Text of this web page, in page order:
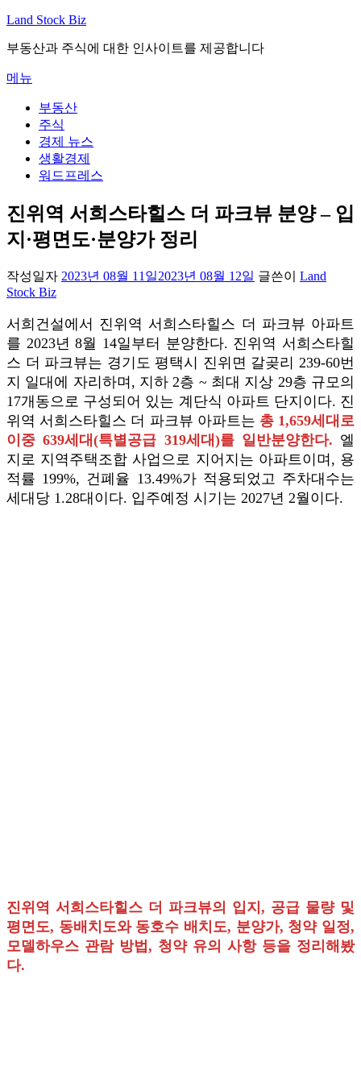
내
으
로
바
Land Stock Biz
부동산과 주식에 대한 인사이트를 제공합니다
메뉴
부동산
주식
경제 뉴스
생활경제
워드프레스
진위역 서희스타힐스 더 파크뷰 분양 – 입
지·평면도·분양가 정리
작성일자 2023년 08월 11일2023년 08월 12일 글쓴이 Land
Stock Biz
서희건설에서 진위역 서희스타힐스 더 파크뷰 아파트
를 2023년 8월 14일부터 분양한다. 진위역 서희스타힐
스 더 파크뷰는 경기도 평택시 진위면 갈곶리 239-60번
지 일대에 자리하며, 지하 2층 ~ 최대 지상 29층 규모의
17개동으로 구성되어 있는 계단식 아파트 단지이다. 진
위역 서희스타힐스 더 파크뷰 아파트는 총 1,659세대로
이중 639세대(특별공급 319세대)를 일반분양한다. 엘
지로 지역주택조합 사업으로 지어지는 아파트이며, 용
적률 199%, 건폐율 13.49%가 적용되었고 주차대수는
세대당 1.28대이다. 입주예정 시기는 2027년 2월이다.
진위역 서희스타힐스 더 파크뷰의 입지, 공급 물량 및
평면도, 동배치도와 동호수 배치도, 분양가, 청약 일정,
모델하우스 관람 방법, 청약 유의 사항 등을 정리해봤
다.